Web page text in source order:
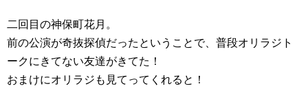
二回目の神保町花月。
前の公演が奇抜探偵だったということで、普段オリラジト
ークにきてない友達がきてた！
おまけにオリラジも見てってくれると！